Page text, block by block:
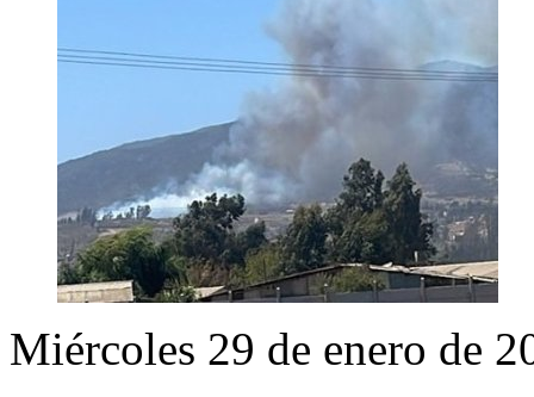
Miércoles 29 de enero de